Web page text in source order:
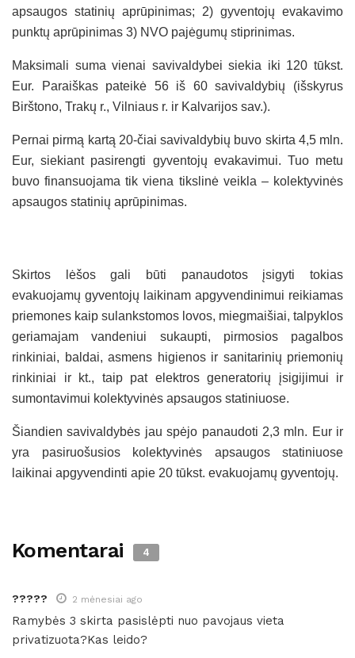
apsaugos statinių aprūpinimas; 2) gyventojų evakavimo
punktų aprūpinimas 3) NVO pajėgumų stiprinimas.
Maksimali suma vienai savivaldybei siekia iki 120 tūkst.
Eur. Paraiškas pateikė 56 iš 60 savivaldybių (išskyrus
Birštono, Trakų r., Vilniaus r. ir Kalvarijos sav.).
Pernai pirmą kartą 20-čiai savivaldybių buvo skirta 4,5 mln.
Eur, siekiant pasirengti gyventojų evakavimui. Tuo metu
buvo finansuojama tik viena tikslinė veikla – kolektyvinės
apsaugos statinių aprūpinimas.
Skirtos lėšos gali būti panaudotos įsigyti tokias
evakuojamų gyventojų laikinam apgyvendinimui reikiamas
priemones kaip sulankstomos lovos, miegmaišiai, talpyklos
geriamajam vandeniui sukaupti, pirmosios pagalbos
rinkiniai, baldai, asmens higienos ir sanitarinių priemonių
rinkiniai ir kt., taip pat elektros generatorių įsigijimui ir
sumontavimui kolektyvinės apsaugos statiniuose.
Šiandien savivaldybės jau spėjo panaudoti 2,3 mln. Eur ir
yra pasiruošusios kolektyvinės apsaugos statiniuose
laikinai apgyvendinti apie 20 tūkst. evakuojamų gyventojų.
Komentarai 4
????? 2 mėnesiai ago
Ramybės 3 skirta pasislėpti nuo pavojaus vieta
privatizuota?Kas leido?